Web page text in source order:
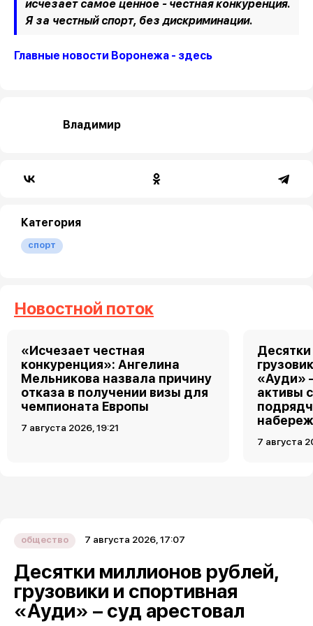
исчезает самое ценное - честная конкуренция.
Я за честный спорт, без дискриминации.
Главные новости Воронежа - здесь
Владимир
Категория
спорт
Новостной поток
«Исчезает честная
конкуренция»: Ангелина
Мельникова назвала причину
отказа в получении визы для
чемпионата Европы
7 августа 2026, 19:21
«Ауди»
активы
7 августа
общество 7 августа 2026, 17:07
Десятки миллионов рублей,
грузовики и спортивная
«Ауди» – суд арестовал